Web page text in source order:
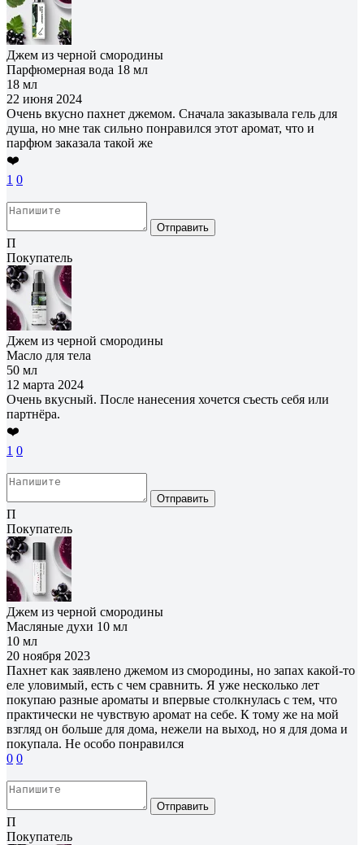
Джем из черной смородины
Парфюмерная вода 18 мл
18 мл
22 июня 2024
Очень вкусно пахнет джемом. Сначала заказывала гель для
душа, но мне так сильно понравился этот аромат, что и
парфюм заказала такой же
❤️
1 0
Отправить
П
Покупатель
Джем из черной смородины
Масло для тела
50 мл
12 марта 2024
Очень вкусный. После нанесения хочется съесть себя или
партнёра.
❤️
1 0
Отправить
П
Покупатель
Джем из черной смородины
Масляные духи 10 мл
10 мл
20 ноября 2023
Пахнет как заявлено джемом из смородины, но запах какой-то
еле уловимый, есть с чем сравнить. Я уже несколько лет
покупаю разные ароматы и впервые столкнулась с тем, что
практически не чувствую аромат на себе. К тому же на мой
взгляд он больше для дома, нежели на выход, но я для дома и
покупала. Не особо понравился
0 0
Отправить
П
Покупатель